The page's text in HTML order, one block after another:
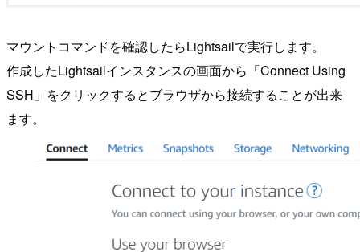
マウントコマンドを確認したらLightsailで実行します。
作成したLightsailインスタンスの画面から「Connect Using
SSH」をクリックするとブラウザから接続することが出来
ます。